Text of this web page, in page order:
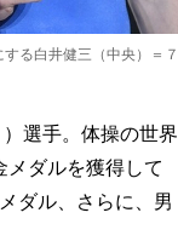
る白井健三（中央）＝７
選手。体操の世界
ダルを獲得して
ダル、さらに、男